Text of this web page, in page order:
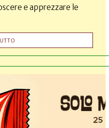
e apprezzare le